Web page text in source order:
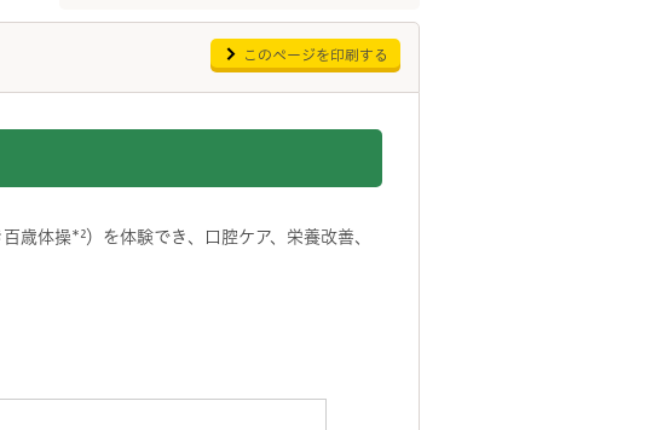
このページを印刷する
歳体操*²）を体験でき、口腔ケア、栄養改善、